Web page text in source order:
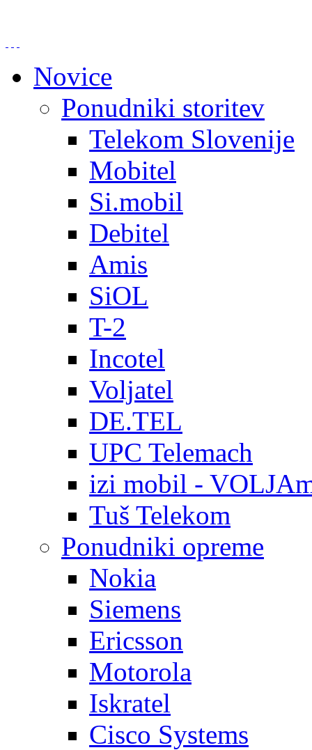
Novice
Ponudniki storitev
Telekom Slovenije
Mobitel
Si.mobil
Debitel
Amis
SiOL
T-2
Incotel
Voljatel
DE.TEL
UPC Telemach
izi mobil -
Tuš Telekom
Ponudniki opreme
Nokia
Siemens
Ericsson
Motorola
Iskratel
Cisco Systems